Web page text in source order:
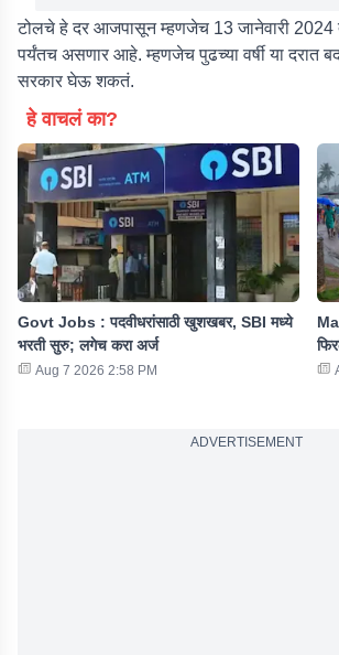
टोलचे हे दर आजपासून म्हणजेच 13 जानेवारी 2024
पर्यंतच असणार आहे. म्हणजेच पुढच्या वर्षी या दरात
सरकार घेऊ शकतं.
हे वाचलं का?
Govt Jobs : पदवीधरांसाठी खुशखबर, SBI मध्ये
भरती सुरु; लगेच करा अर्ज
Aug 7 2026 2:58 PM
ADVERTISEMENT